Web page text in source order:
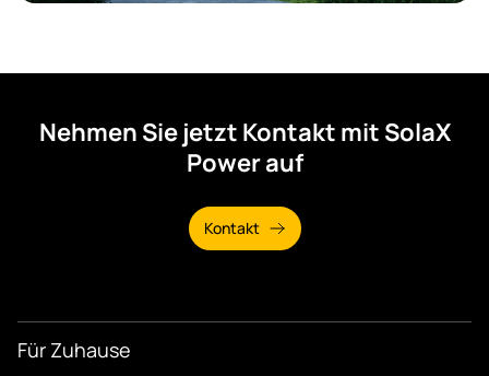
Nehmen Sie jetzt Kontakt mit SolaX
Power auf
Kontakt
Für Zuhause